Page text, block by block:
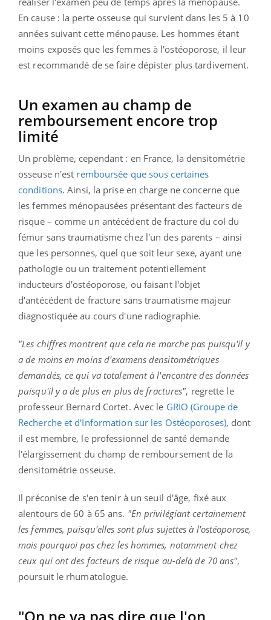
En cause : la perte osseuse qui survient dans les 5 à 10
années suivant cette ménopause. Les hommes étant
moins exposés que les femmes à l'ostéoporose, il leur
est recommandé de se faire dépister plus tardivement.
Un examen au champ de
remboursement encore trop
limité
Un problème, cependant : en France, la densitométrie
osseuse n'est remboursée que sous certaines
conditions. Ainsi, la prise en charge ne concerne que
les femmes ménopausées présentant des facteurs de
risque – comme un antécédent de fracture du col du
fémur sans traumatisme chez l'un des parents – ainsi
que les personnes, quel que soit leur sexe, ayant une
pathologie ou un traitement potentiellement
inducteurs d'ostéoporose, ou faisant l'objet
d'antécédent de fracture sans traumatisme majeur
diagnostiquée au cours d'une radiographie.
"Les chiffres montrent que cela ne marche pas puisqu'il y
a de moins en moins d'examens densitométriques
demandés, ce qui va totalement à l'encontre des données
puisqu'il y a de plus en plus de fractures", regrette le
professeur Bernard Cortet. Avec le GRIO (Groupe de
Recherche et d'Information sur les Ostéoporoses), dont
il est membre, le professionnel de santé demande
l'élargissement du champ de remboursement de la
densitométrie osseuse.
Il préconise de s'en tenir à un seuil d'âge, fixé aux
alentours de 60 à 65 ans. "En privilégiant certainement
les femmes, puisqu'elles sont plus sujettes à l'ostéoporose,
mais pourquoi pas chez les hommes, notamment chez
ceux qui ont des facteurs de risque au-delà de 70 ans",
poursuit le rhumatologue.
"On ne va pas dire que l'on